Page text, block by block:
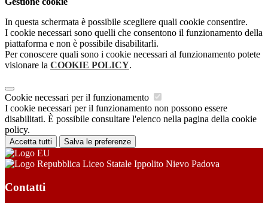
In questa schermata è possibile scegliere quali cookie consentire.
I cookie necessari sono quelli che consentono il funzionamento della
piattaforma e non è possibile disabilitarli.
Per conoscere quali sono i cookie necessari al funzionamento potete
visionare la COOKIE POLICY.
Cookie necessari per il funzionamento
I cookie necessari per il funzionamento non possono essere
disabilitati. È possibile consultare l'elenco nella pagina della cookie
policy.
Accetta tutti Salva le preferenze
Liceo Statale Ippolito Nievo Padova
Contatti